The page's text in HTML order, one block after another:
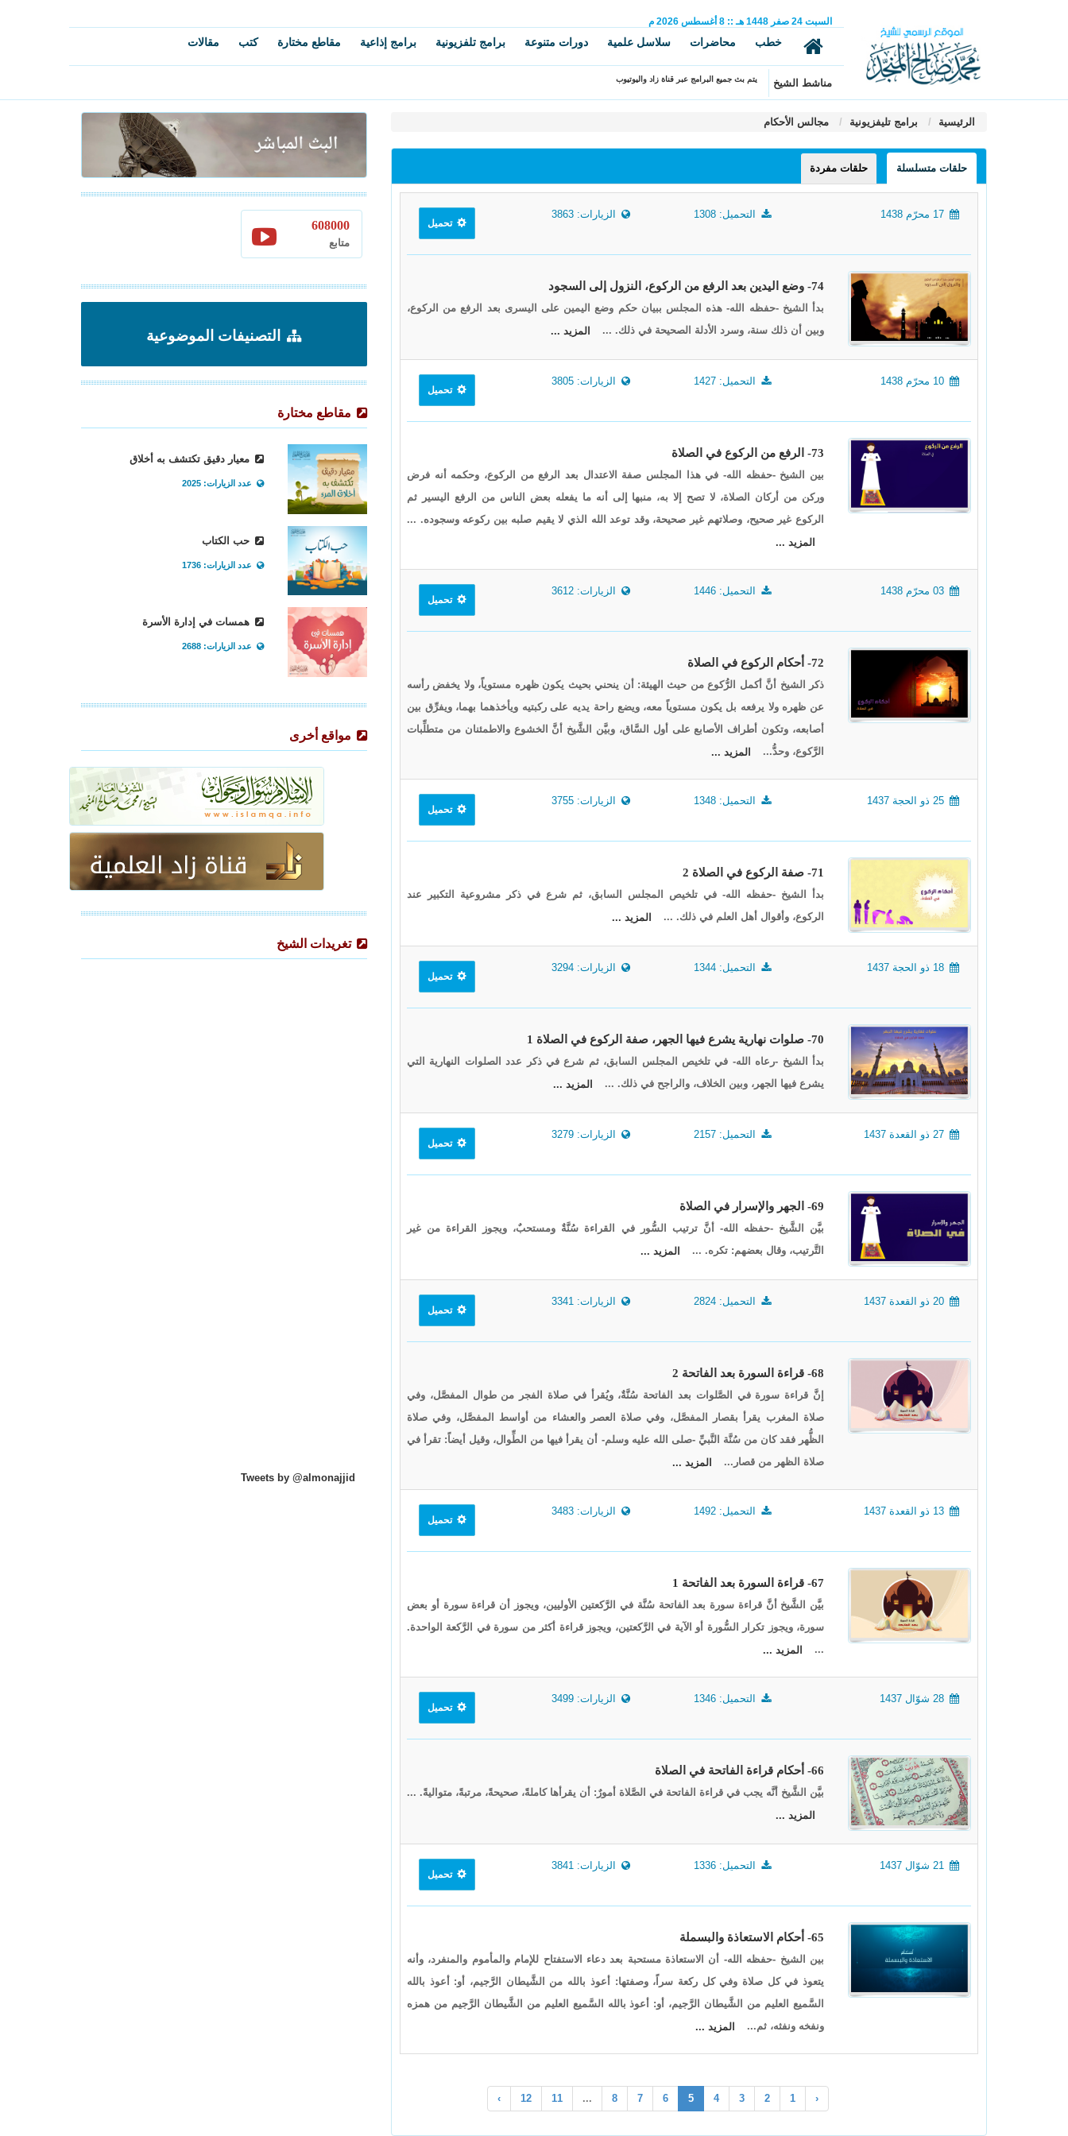
السبت 24 صفر 1448 هـ ::
8 أغسطس 2026 م
خطب محاضرات سلاسل علمية دورات متنوعة برامج تلفزيونية برامج إذاعية مقاطع مختارة كتب مقالات
مناشط الشيخ يتم بث جميع البرامج عبر قناة زاد واليوتيوب
الرئيسية برامج تليفزيونية مجالس الأحكام
حلقات متسلسلة حلقات مفردة
التحميل: 1308 الزيارات: 3863
تحميل
74- وضع اليدين بعد الرفع من الركوع، النزول إلى السجود
بدأ الشيخ -حفظه الله- هذه المجلس ببيان حكم وضع اليمين على اليسرى بعد الرفع من الركوع،
وبين أن ذلك سنة، وسرد الأدلة الصحيحة في ذلك. ...
المزيد ...
التحميل: 1427 الزيارات: 3805
تحميل
73- الرفع من الركوع في الصلاة
بين الشيخ -حفظه الله- في هذا المجلس صفة الاعتدال بعد الرفع من الركوع، وحكمه أنه فرض
وركن من أركان الصلاة، لا تصح إلا به، منبها إلى أنه ما يفعله بعض الناس من الرفع اليسير ثم
الركوع غير صحيح، وصلاتهم غير صحيحة، وقد توعد الله الذي لا يقيم صلبه بين ركوعه وسجوده. ...
المزيد ...
التحميل: 1446 الزيارات: 3612
تحميل
72- أحكام الركوع في الصلاة
ذكر الشيخ أنَّ أكمل الرُّكوع من حيث الهيئة: أن ينحني بحيث يكون ظهره مستوياً، ولا يخفض رأسه
عن ظهره ولا يرفعه بل يكون مستوياً معه، ويضع راحة يديه على ركبتيه ويأخذهما بهما، ويفرِّق بين
أصابعه، وتكون أطراف الأصابع على أول السَّاق، وبيَّن الشَّيخ أنَّ الخشوع والاطمئنان من متطلِّبات
الرَّكوع، وحدُّ...
المزيد ...
التحميل: 1348 الزيارات: 3755
تحميل
71- صفة الركوع في الصلاة 2
بدأ الشيخ -حفظه الله- في تلخيص المجلس السابق، ثم شرع في ذكر مشروعية التكبير عند
الركوع، وأقوال أهل العلم في ذلك. ...
المزيد ...
التحميل: 1344 الزيارات: 3294
تحميل
70- صلوات نهارية يشرع فيها الجهر، صفة الركوع في الصلاة 1
بدأ الشيخ -رعاه الله- في تلخيص المجلس السابق، ثم شرع في ذكر عدد الصلوات النهارية التي
يشرع فيها الجهر، وبين الخلاف، والراجح في ذلك. ...
المزيد ...
التحميل: 2157 الزيارات: 3279
تحميل
69- الجهر والإسرار في الصلاة
بيَّن الشَّيخ -حفظه الله- أنَّ ترتيب السُّور في القراءة سُنَّةٌ ومستحبٌ، ويجوز القراءة من غير
التَّرتيب، وقال بعضهم: تكره. ...
المزيد ...
التحميل: 2824 الزيارات: 3341
تحميل
68- قراءة السورة بعد الفاتحة 2
إنَّ قراءة سورة في الصَّلوات بعد الفاتحة سُنَّةٌ، ويُقرأ في صلاة الفجر من طوال المفصَّل، وفي
صلاة المغرب يقرأ بقصار المفصَّل، وفي صلاة العصر والعشاء من أواسط المفصَّل، وفي صلاة
الظُّهر فقد كان من سُنَّة النَّبيِّ -صلى الله عليه وسلم- أن يقرأ فيها من الطِّوال، وقيل أيضاً: تقرأ في
صلاة الظهر من قصار...
المزيد ...
التحميل: 1492 الزيارات: 3483
تحميل
67- قراءة السورة بعد الفاتحة 1
بيَّن الشَّيخ أنَّ قراءة سورة بعد الفاتحة سُنَّة في الرَّكعتين الأوليين، ويجوز أن قراءة سورة أو بعض
سورة، ويجوز تكرار السُّورة أو الآية في الرَّكعتين، ويجوز قراءة أكثر من سورة في الرَّكعة الواحدة.
...
المزيد ...
التحميل: 1346 الزيارات: 3499
تحميل
66- أحكام قراءة الفاتحة في الصلاة
بيَّن الشَّيخ أنَّه يجب في قراءة الفاتحة في الصَّلاة أمورٌ: أن يقرأها كاملةً، صحيحةً، مرتبةً، متواليةً. ...
المزيد ...
التحميل: 1336 الزيارات: 3841
تحميل
65- أحكام الاستعاذة والبسملة
بين الشيخ -حفظه الله- أن الاستعاذة مستحبة بعد دعاء الاستفتاح للإمام والمأموم والمنفرد، وأنه
يتعوذ في كل صلاة وفي كل ركعة سراً، وصفتها: أعوذ بالله من الشَّيطان الرَّجيم، أو: أعوذ بالله
السَّميع العليم من الشَّيطان الرَّجيم، أو: أعوذ بالله السَّميع العليم من الشَّيطان الرَّجيم من همزه
ونفخه ونفثه، ثم...
المزيد ...
‹
1
2
3
4
5
6
7
8
...
11
12
›
608000
متابع
التصنيفات الموضوعية
مقاطع مختارة
معيار دقيق تكتشف به أخلاق
عدد الزيارات: 2025
حب الكتاب
عدد الزيارات: 1736
همسات في إدارة الأسرة
عدد الزيارات: 2688
مواقع أخرى
تغريدات الشيخ
Tweets by @almonajjid